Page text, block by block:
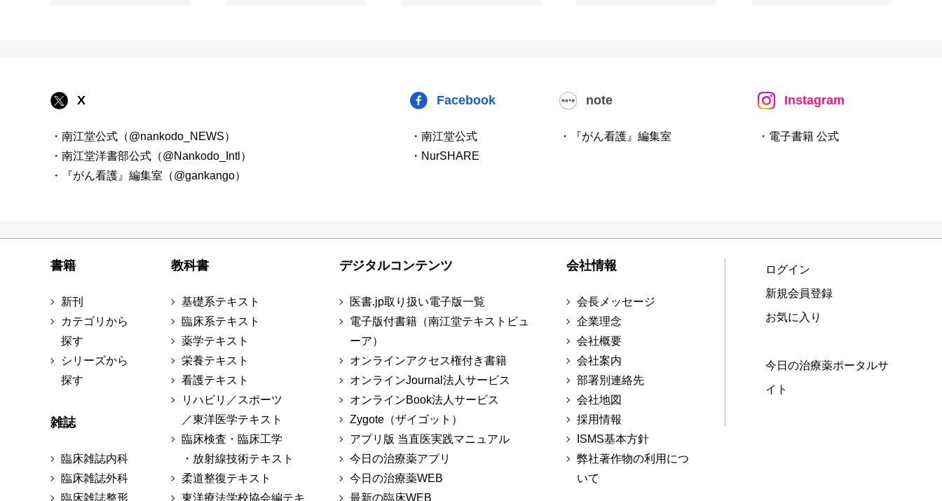
X
・南江堂公式（@nankodo_NEWS）
・南江堂洋書部公式（@Nankodo_Intl）
・『がん看護』編集室（@gankango）
Facebook
・南江堂公式
・NurSHARE
note
・『がん看護』編集室
Instagram
・電子書籍 公式
書籍
新刊
カテゴリから
探す
シリーズから
探す
雑誌
臨床雑誌内科
臨床雑誌外科
臨床雑誌整形
教科書
基礎系テキスト
臨床系テキスト
薬学テキスト
栄養テキスト
看護テキスト
リハビリ／スポーツ
／東洋医学テキスト
臨床検査・臨床工学
・放射線技術テキスト
柔道整復テキスト
東洋療法学校協会編テキ
デジタルコンテンツ
医書.jp取り扱い電子版一覧
電子版付書籍（南江堂テキストビュ
ーア）
オンラインアクセス権付き書籍
オンラインJournal法人サービス
オンラインBook法人サービス
Zygote（ザイゴット）
アプリ版 当直医実践マニュアル
今日の治療薬アプリ
今日の治療薬WEB
最新の臨床WEB
会社情報
会長メッセージ
企業理念
会社概要
会社案内
部署別連絡先
会社地図
採用情報
ISMS基本方針
弊社著作物の利用につ
いて
ログイン
新規会員登録
お気に入り
今日の治療薬ポータルサ
イト